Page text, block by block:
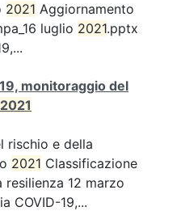
2021 Aggiornamento
luglio 2021.pptx
monitoraggio del
2021
rischio e della
2021 Classificazione
resilienza 12 marzo
COVID-19,...